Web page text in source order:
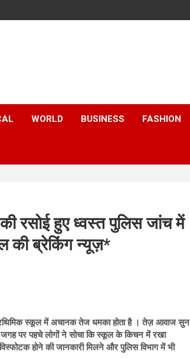
WORLD BUSINESS FASHION
की रसोई हुए ध्वस्त पुलिस जांच में
की ब्रेकिंग न्यूज़*
प्रथिमिक स्कूल में अचानक तेज धमका होता है । तेज़ आवाज सुन
पर पहचे लोगों ने सोचा कि स्कूल के किचन में रखा
होने की जानकारी मिलने और पुलिस विभाग में भी